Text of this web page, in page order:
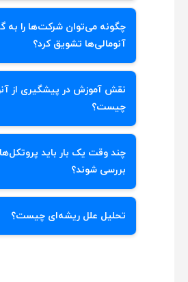
ها در آنومالی در HSE را بهبود دهند.
رایج‌ترین نوع آنومالی، خطای
غالباً به دلیل آموزش ناکافی یا
می‌افتد.
چگونه می‌توان شرکت‌ها را به
آنومالی‌ها تشویق کرد؟
شرکت‌ها می‌توانند فرهنگی غیر
کنند که ارزش ایمنی را در نظر
را تشویق کند تا بدون ترس از
را گزارش دهند.
نقش آموزش در پیشگیری از
چیست؟
آموزش به کارکنان دانش و
برای شناسایی و اجتناب از
را می‌دهد و به‌طور قابل
حوادث را کاهش می‌دهد.
چند وقت یک بار باید
بررسی شوند؟
هر زمان که تغییرات قابل
تحلیل علل ریشه‌ای چیست؟